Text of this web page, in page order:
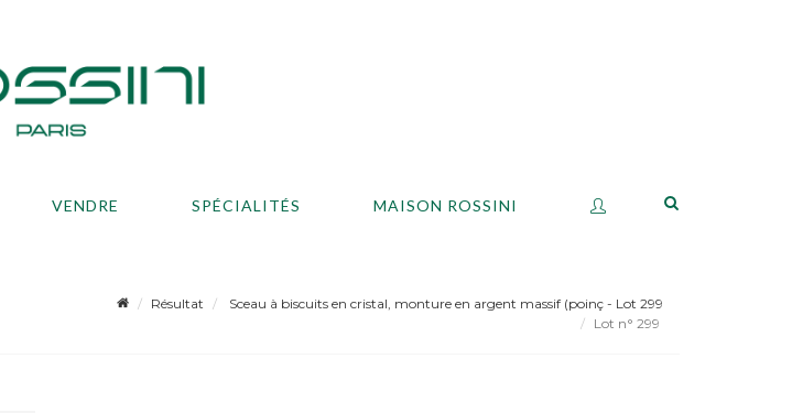
VENDRE SPÉCIALITÉS MAISON ROSSINI
Résultat
Sceau à biscuits en cristal, monture en argent massif (poinç - Lot 299
Lot n° 299